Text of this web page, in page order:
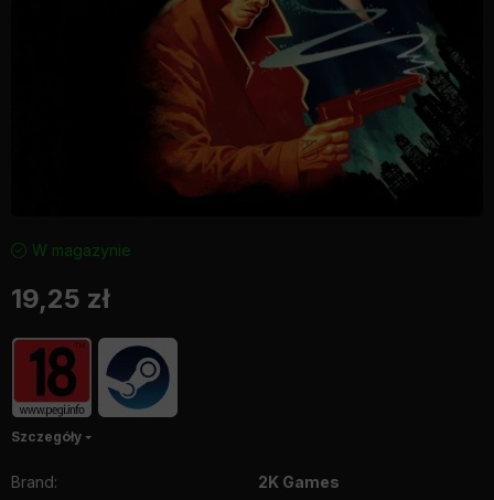
W magazynie
19,25 zł
Szczegóły
Brand:
2K Games